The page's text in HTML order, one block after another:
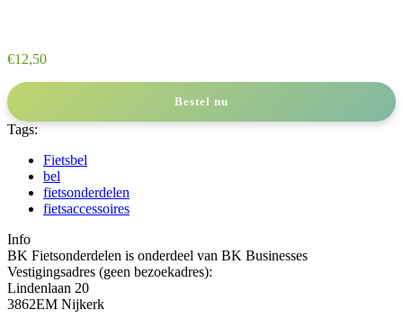
€12,50
Bestel nu
Tags:
Fietsbel
bel
fietsonderdelen
fietsaccessoires
Info
BK Fietsonderdelen is onderdeel van BK Businesses
Vestigingsadres (geen bezoekadres):
Lindenlaan 20
3862EM Nijkerk